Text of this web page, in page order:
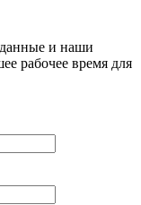
и наши
рабочее время для